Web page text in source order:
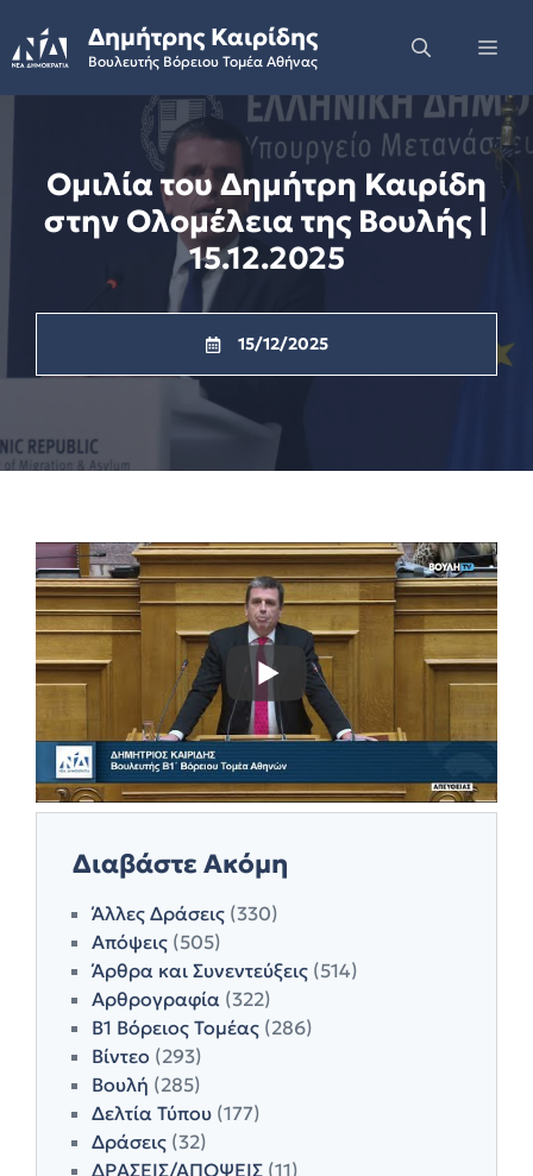
to
content
Δημήτρης Καιρίδης
Βουλευτής Βόρειου Τομέα Αθήνας
Ομιλία του Δημήτρη Καιρίδη
στην Ολομέλεια της Βουλής |
15.12.2025
15/12/2025
Διαβάστε Ακόμη
Άλλες Δράσεις (330)
Απόψεις (505)
Άρθρα και Συνεντεύξεις (514)
Αρθρογραφία (322)
Β1 Βόρειος Τομέας (286)
Βίντεο (293)
Βουλή (285)
Δελτία Τύπου (177)
Δράσεις (32)
ΔΡΑΣΕΙΣ/ΑΠΟΨΕΙΣ (11)